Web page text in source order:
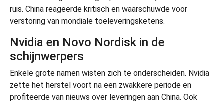
ruis. China reageerde kritisch en waarschuwde voor
verstoring van mondiale toeleveringsketens.
Nvidia en Novo Nordisk in de
schijnwerpers
Enkele grote namen wisten zich te onderscheiden. Nvidia
zette het herstel voort na een zwakkere periode en
profiteerde van nieuws over leveringen aan China. Ook